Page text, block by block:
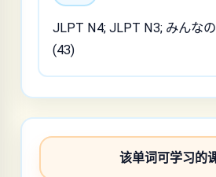
JLPT N4; JLPT N3; みんな
(43)
该单词可学习的